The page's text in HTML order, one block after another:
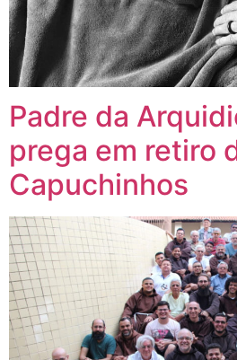
Padre da
prega em retiro
Capuchinhos